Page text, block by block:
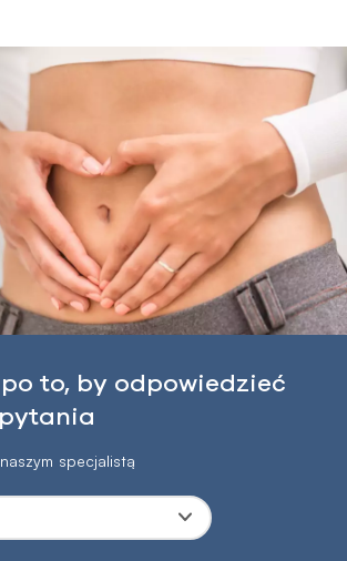
to, by odpowiedzieć
specjalistą